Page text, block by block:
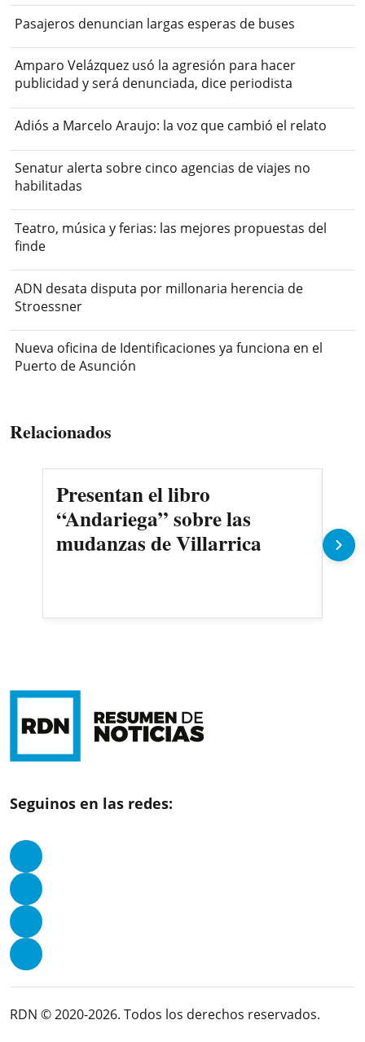
Pasajeros denuncian largas esperas de buses
Amparo Velázquez usó la agresión para hacer
publicidad y será denunciada, dice periodista
Adiós a Marcelo Araujo: la voz que cambió el relato
Senatur alerta sobre cinco agencias de viajes no
habilitadas
Teatro, música y ferias: las mejores propuestas del
finde
ADN desata disputa por millonaria herencia de
Stroessner
Nueva oficina de Identificaciones ya funciona en el
Puerto de Asunción
Relacionados
Presentan el libro
“Andariega” sobre las
mudanzas de Villarrica
Seguinos en las redes:
RDN © 2020-2026. Todos los derechos reservados.